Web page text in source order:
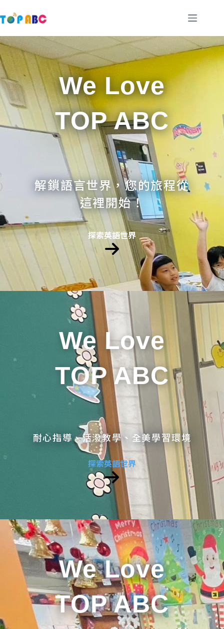
至
要
內
容
We Love
TOP ABC
解鎖語言世界，您的旅程從
這裡開始！
探索英語世界
We Love
TOP ABC
耐心指導、活潑教學、全美學習環境
探索英語世界
We Love
TOP ABC